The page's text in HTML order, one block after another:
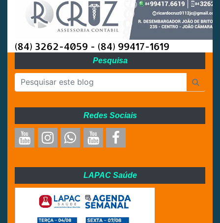
(84) 3262-4059 - (84) 99417-1619
Pesquisa
Redes Sociais
LAPAC Saúde